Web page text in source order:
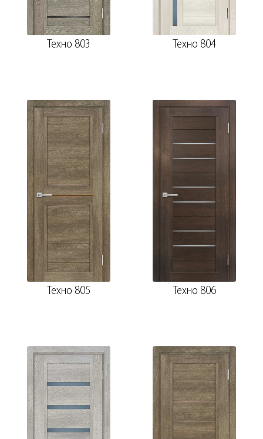
Техно 803 Техно 804
Техно 805 Техно 806